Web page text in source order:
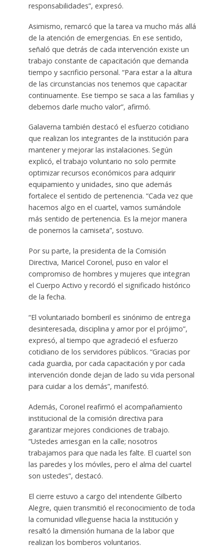
responsabilidades”, expresó.
Asimismo, remarcó que la tarea va mucho más allá
de la atención de emergencias. En ese sentido,
señaló que detrás de cada intervención existe un
trabajo constante de capacitación que demanda
tiempo y sacrificio personal. “Para estar a la altura
de las circunstancias nos tenemos que capacitar
continuamente. Ese tiempo se saca a las familias y
debemos darle mucho valor”, afirmó.
Galaverna también destacó el esfuerzo cotidiano
que realizan los integrantes de la institución para
mantener y mejorar las instalaciones. Según
explicó, el trabajo voluntario no solo permite
optimizar recursos económicos para adquirir
equipamiento y unidades, sino que además
fortalece el sentido de pertenencia. “Cada vez que
hacemos algo en el cuartel, vamos sumándole
más sentido de pertenencia. Es la mejor manera
de ponernos la camiseta”, sostuvo.
Por su parte, la presidenta de la Comisión
Directiva, Maricel Coronel, puso en valor el
compromiso de hombres y mujeres que integran
el Cuerpo Activo y recordó el significado histórico
de la fecha.
“El voluntariado bomberil es sinónimo de entrega
desinteresada, disciplina y amor por el prójimo”,
expresó, al tiempo que agradeció el esfuerzo
cotidiano de los servidores públicos. “Gracias por
cada guardia, por cada capacitación y por cada
intervención donde dejan de lado su vida personal
para cuidar a los demás”, manifestó.
Además, Coronel reafirmó el acompañamiento
institucional de la comisión directiva para
garantizar mejores condiciones de trabajo.
“Ustedes arriesgan en la calle; nosotros
trabajamos para que nada les falte. El cuartel son
las paredes y los móviles, pero el alma del cuartel
son ustedes”, destacó.
El cierre estuvo a cargo del intendente Gilberto
Alegre, quien transmitió el reconocimiento de toda
la comunidad villeguense hacia la institución y
resaltó la dimensión humana de la labor que
realizan los bomberos voluntarios.